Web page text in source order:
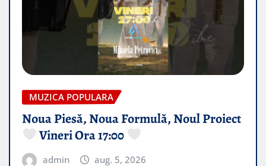
MUZICA POPULARA
Noua Piesă, Noua Formulă, Noul Proiect
Vineri Ora 17:00
admin aug. 5, 2026